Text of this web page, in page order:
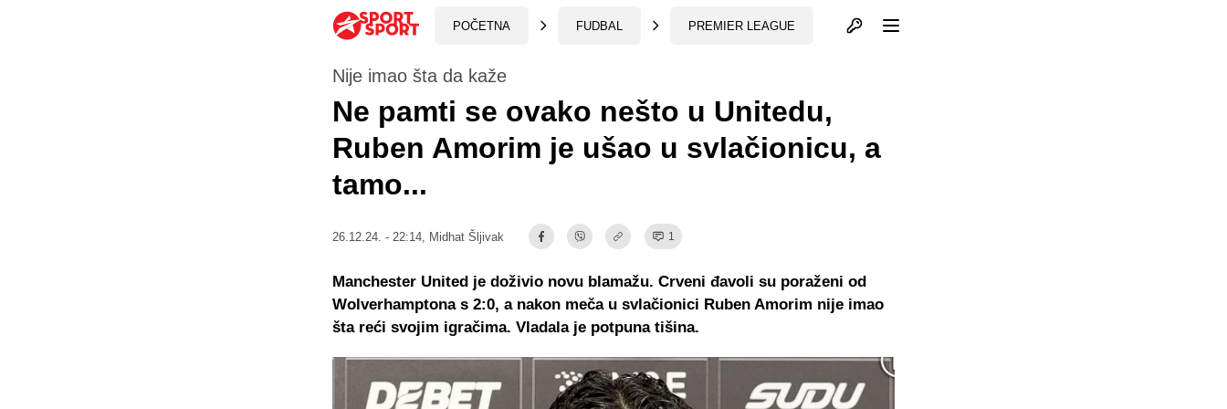
POČETNA FUDBAL PREMIER LEAGUE Otvori profil
Nije imao šta da kaže
Ne pamti se ovako nešto u Unitedu,
Ruben Amorim je ušao u svlačionicu, a
tamo...
26.12.24. - 22:14, Midhat Šljivak 1
Manchester United je doživio novu blamažu. Crveni đavoli su poraženi od
Wolverhamptona s 2:0, a nakon meča u svlačionici Ruben Amorim nije imao
šta reći svojim igračima. Vladala je potpuna tišina.